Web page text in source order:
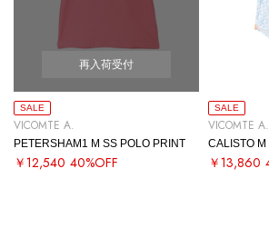
再入荷受付
SALE
VICOMTE A.
PETERSHAM1 M SS POLO PRINT
￥12,540 40%OFF
SALE
VICOMTE A.
CALISTO
￥13,860